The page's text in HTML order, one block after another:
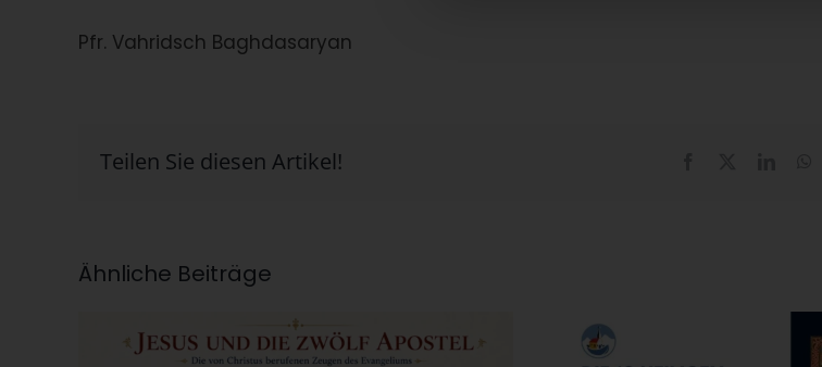
Pfr. Vahridsch Baghdasaryan
Teilen Sie diesen Artikel!
Ähnliche Beiträge